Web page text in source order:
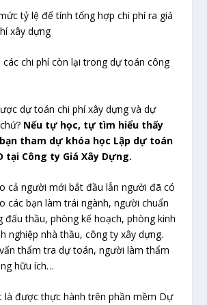
tỷ lệ để tính tổng hợp chi phí ra giá
xây dựng
các chi phí còn lại trong dự toán công
dự toán chi phí xây dựng và dự
Nếu tự học, tự tìm hiểu thấy
tham dự khóa học Lập dự toán
tại Công ty Giá Xây Dựng.
cả người mới bắt đầu lẫn người đã có
các bạn làm trái ngành, người chuẩn
đấu thầu, phòng kế hoạch, phòng kinh
nghiệp nhà thầu, công ty xây dựng.
thẩm tra dự toán, người làm thẩm
hữu ích…
là được thực hành trên phần mềm Dự